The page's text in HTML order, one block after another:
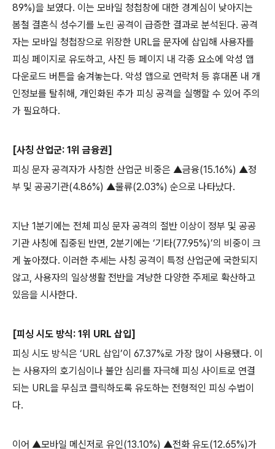
89%)을 보였다. 이는 모바일 청첩창에 대한 경계심이 낮아지는
봄철 결혼식 성수기를 노린 공격이 급증한 결과로 분석된다. 공격
자는 모바일 청첩장으로 위장한 URL을 문자에 삽입해 사용자를
피싱 페이지로 유도하고, 사진 등 페이지 내 각종 요소에 악성 앱
다운로드 버튼을 숨겨놓는다. 악성 앱으로 연락처 등 휴대폰 내 개
인정보를 탈취해 , 개인화된 추가 피싱 공격을 실행할 수 있어 주의
가 필요하다.
[사칭 산업군: 1 위 금융권]
피싱 문자 공격자가 사칭한 산업군 비중은 ▲금융(15.16%) ▲정
부 및 공공기관(4.86%) ▲물류(2.03%) 순으로 나타났다.
지난 1분기에는 전체 피싱 문자 공격의 절반 이상이 정부 및 공공
기관 사칭에 집중된 반면, 2분기에는 ‘기타(77.95%)’의 비중이 크
게 높아졌다. 이러한 추세는 사칭 공격이 특정 산업군에 국한되지
않고, 사용자의 일상생활 전반을 겨냥한 다양한 주제로 확산하고
있음을 시사한다.
[피싱 시도 방식: 1 위 URL 삽입]
피싱 시도 방식은 ‘URL 삽입’이 67.37%로 가장 많이 사용됐다. 이
는 사용자의 호기심이나 불안 심리를 자극해 피싱 사이트로 연결
되는 URL을 무심코 클릭하도록 유도하는 전형적인 피싱 수법이
다.
이어 ▲모바일 메신저로 유인(13.10%) ▲전화 유도(12.65%)가